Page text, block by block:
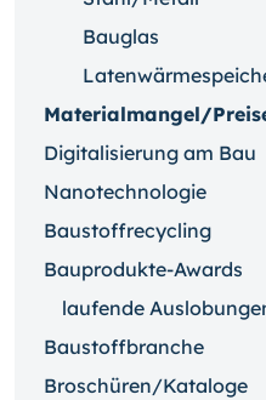
Bauglas
Materialmangel/
Digitalisierung am Bau
Nanotechnologie
Baustoffrecycling
Bauprodukte-Awards
laufende
Baustoffbranche
Broschüren/Kataloge